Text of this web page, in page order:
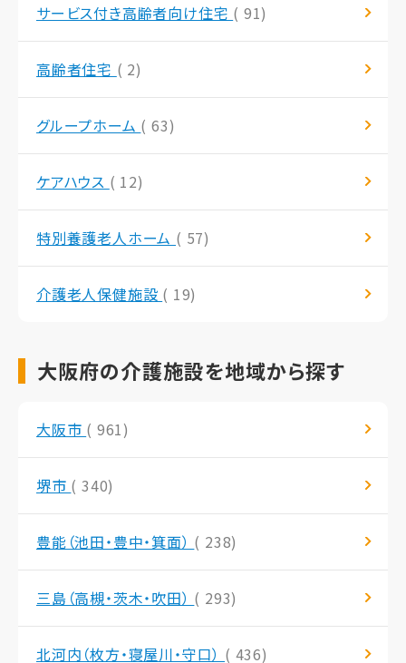
サービス付き高齢者向け住宅 ( 91)
高齢者住宅 ( 2)
グループホーム ( 63)
ケアハウス ( 12)
特別養護老人ホーム ( 57)
介護老人保健施設 ( 19)
大阪府の介護施設を地域から探す
大阪市 ( 961)
堺市 ( 340)
豊能（池田・豊中・箕面） ( 238)
三島（高槻・茨木・吹田） ( 293)
北河内（枚方・寝屋川・守口） ( 436)